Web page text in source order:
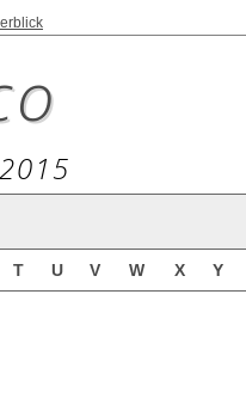
T U V W X Y